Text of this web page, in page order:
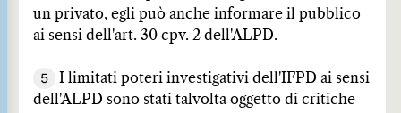
un privato, egli può anche informare il pubblico
ai sensi dell'art. 30 cpv. 2 dell'ALPD.
5
I limitati poteri investigativi dell'IFPD ai sensi
dell'ALPD sono stati talvolta oggetto di critiche